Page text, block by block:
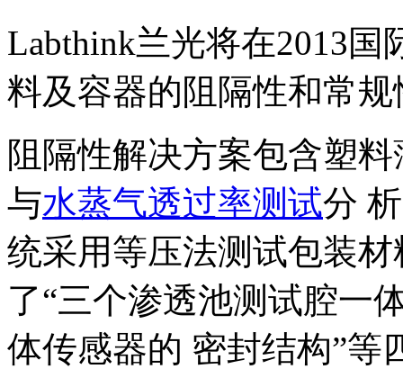
Labthink兰光将在2013
料及容器的阻隔性和常
阻隔性解决方案包含塑
与水蒸气透过率测试分
统采用等压法测试包装
了“三个渗透池测试腔一
体传感器的 密封结构”等